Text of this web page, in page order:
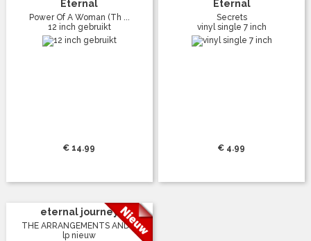
Eternal
Power Of A Woman (Th ...
12 inch gebruikt
€ 14.99
Eternal
Secrets
vinyl single 7 inch
€ 4.99
eternal journey
THE ARRANGEMENTS AND ...
lp nieuw